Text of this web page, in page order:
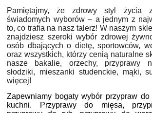
Pamiętajmy, że zdrowy styl życia
świadomych wyborów – a jednym z
to, co trafia na nasz talerz! W naszym
znajdziesz szeroki wybór zdrowej
osób dbających o dietę, sportowców,
oraz wszystkich, którzy cenią naturalne
nasze bakalie, orzechy, przyprawy
słodziki, mieszanki studenckie, mąki,
więcej!
Zapewniamy bogaty wybór przypraw
kuchni. Przyprawy do mięsa,